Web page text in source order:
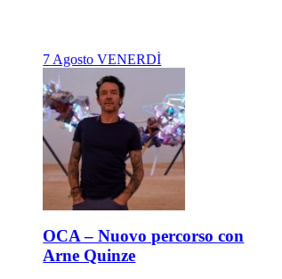
7 Agosto VENERDÌ
OCA – Nuovo percorso con
Arne Quinze